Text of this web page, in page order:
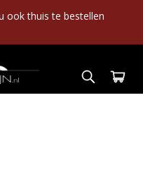
ook thuis te bestellen